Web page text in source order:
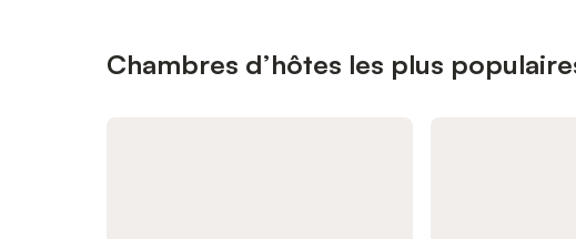
Chambres d’hôtes les plus